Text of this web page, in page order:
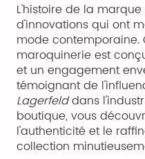
L'histoire de la
d'innovations qui ont
mode
maroquinerie est
et un engagement
témoignant de
Lagerfelddans
boutique, vous
l'authenticité et le
collection